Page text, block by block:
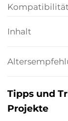
Kompatibilität
Inhalt
Tipps und
Projekte